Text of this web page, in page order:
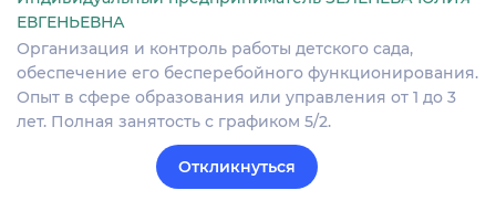
ЕВГЕНЬЕВНА
Организация и контроль работы детского сада,
обеспечение его бесперебойного функционирования.
Опыт в сфере образования или управления от 1 до 3
лет. Полная занятость с графиком 5/2.
Откликнуться